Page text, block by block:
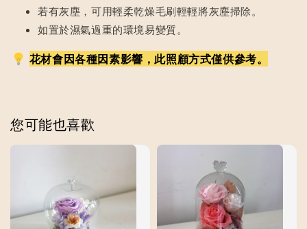
若有灰塵，可用輕柔乾燥毛刷輕輕將灰塵掃除。
如置於濕氣過重的環境易變質。
花材會因各種因素影響，此照顧方式僅供參考。
您可能也喜歡